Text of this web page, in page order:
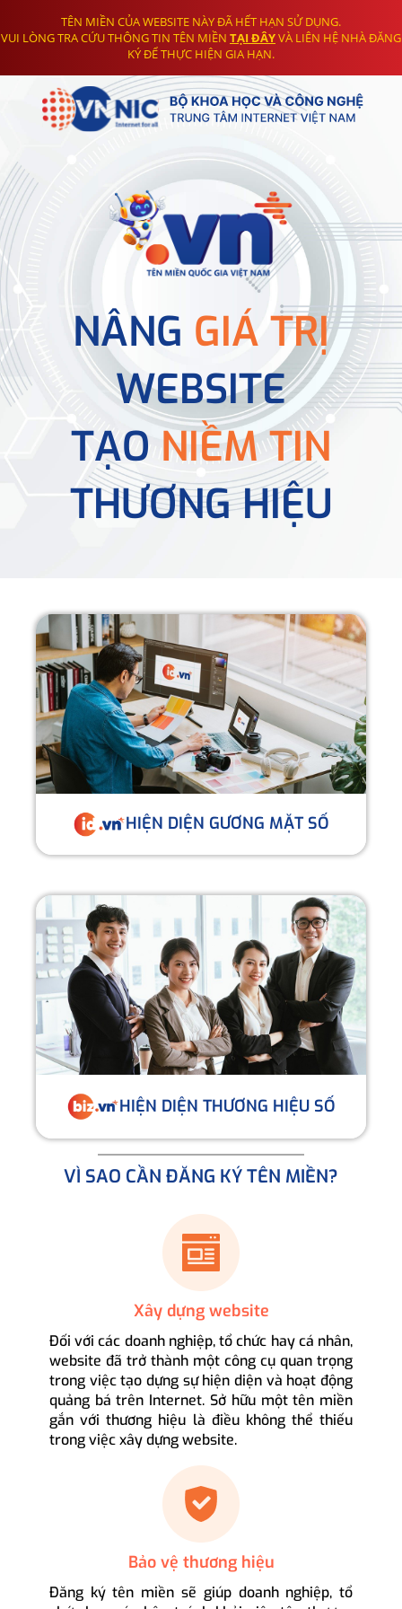
TÊN MIỀN CỦA WEBSITE NÀY ĐÃ HẾT HẠN SỬ DỤNG.
VUI LÒNG TRA CỨU THÔNG TIN TÊN MIỀN TẠI ĐÂYVÀ LIÊN HỆ NHÀ ĐĂNG
KÝ ĐỂ THỰC HIỆN GIA HẠN.
NÂNG GIÁ TRỊ
WEBSITE
TẠONIỀM TIN
THƯƠNG HIỆU
HIỆN DIỆN GƯƠNG MẶT SỐ
HIỆN DIỆN THƯƠNG HIỆU SỐ
VÌ SAO CẦN ĐĂNG KÝ TÊN MIỀN?
Xây dựng website
Đối với các doanh nghiệp, tổ chức hay cá nhân,
website đã trở thành một công cụ quan trọng
trong việc tạo dựng sự hiện diện và hoạt động
quảng bá trên Internet. Sở hữu một tên miền
gắn với thương hiệu là điều không thể thiếu
trong việc xây dựng website.
Bảo vệ thương hiệu
Đăng ký tên miền sẽ giúp doanh nghiệp, tổ